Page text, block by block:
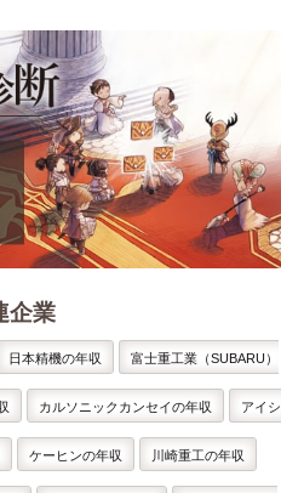
企業
日本精機の年収 富士重工業（SUBARU）
カルソニックカンセイの年収 アイシ
ケーヒンの年収 川崎重工の年収